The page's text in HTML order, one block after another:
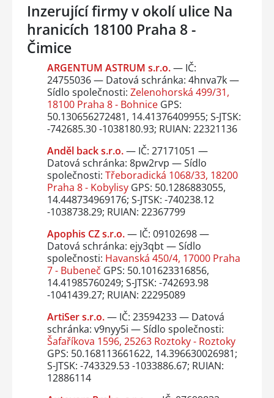
Inzerující firmy v okolí ulice Na
hranicích 18100 Praha 8 -
Čimice
ARGENTUM ASTRUM s.r.o.— IČ:
24755036 — Datová schránka: 4hnva7k —
Sídlo společnosti: Zelenohorská 499/31,
18100 Praha 8 - BohniceGPS:
50.130656272481, 14.41376409955; S-JTSK:
-742685.30 -1038180.93; RUIAN: 22321136
Anděl back s.r.o.— IČ: 27171051 —
Datová schránka: 8pw2rvp — Sídlo
společnosti: Třeboradická 1068/33, 18200
Praha 8 - KobylisyGPS: 50.1286883055,
14.448734969176; S-JTSK: -740238.12
-1038738.29; RUIAN: 22367799
Apophis CZ s.r.o.— IČ: 09102698 —
Datová schránka: ejy3qbt — Sídlo
společnosti: Havanská 450/4, 17000 Praha
7 - Bubeneč GPS: 50.101623316856,
14.41985760249; S-JTSK: -742693.98
-1041439.27; RUIAN: 22295089
ArtiSer s.r.o.— IČ: 23594233 — Datová
schránka: v9nyy5i — Sídlo společnosti:
Šafaříkova 1596, 25263 Roztoky - Roztoky
GPS: 50.168113661622, 14.396630026981;
S-JTSK: -743329.53 -1033886.67; RUIAN:
12886114